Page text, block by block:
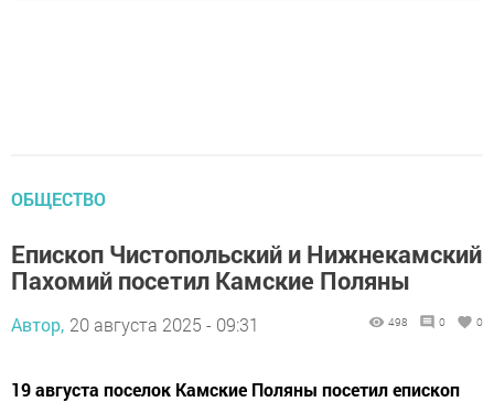
ОБЩЕСТВО
Епископ Чистопольский и Нижнекамский
Пахомий посетил Камские Поляны
Автор, 20 августа 2025 - 09:31 498 0 0
19 августа поселок Камские Поляны посетил епископ